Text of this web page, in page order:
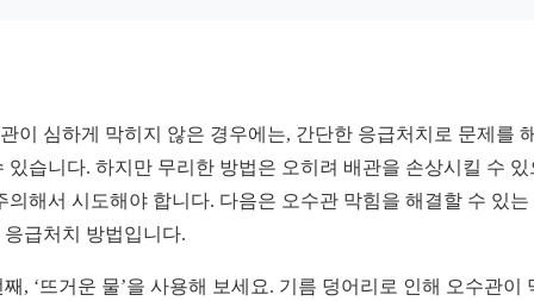
이 심하게 막히지 않은 경우에는, 간단한 응급처치로 문제를
있습니다. 하지만 무리한 방법은 오히려 배관을 손상시킬 수 있
의해서 시도해야 합니다. 다음은 오수관 막힘을 해결할 수 있는
응급처치 방법입니다.
째, ‘뜨거운 물’을 사용해 보세요. 기름 덩어리로 인해 오수관이